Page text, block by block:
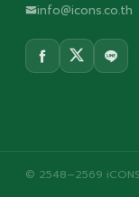
info@icons.co.th
© 2548–2569